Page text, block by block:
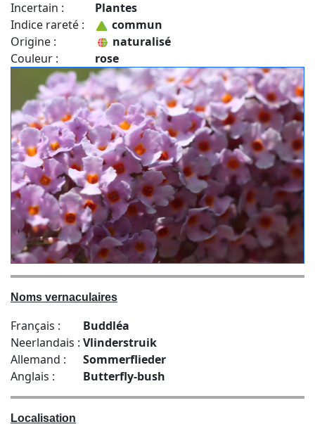
Incertain :
Plantes
Indice rareté :
commun
Origine :
naturalisé
Couleur :
rose
Noms vernaculaires
Français :
Buddléa
Neerlandais : Vlinderstruik
Allemand :
Sommerflieder
Anglais :
Butterfly-bush
Localisation